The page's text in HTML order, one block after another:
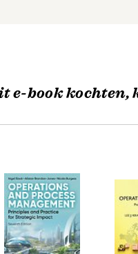
e-book kochten,